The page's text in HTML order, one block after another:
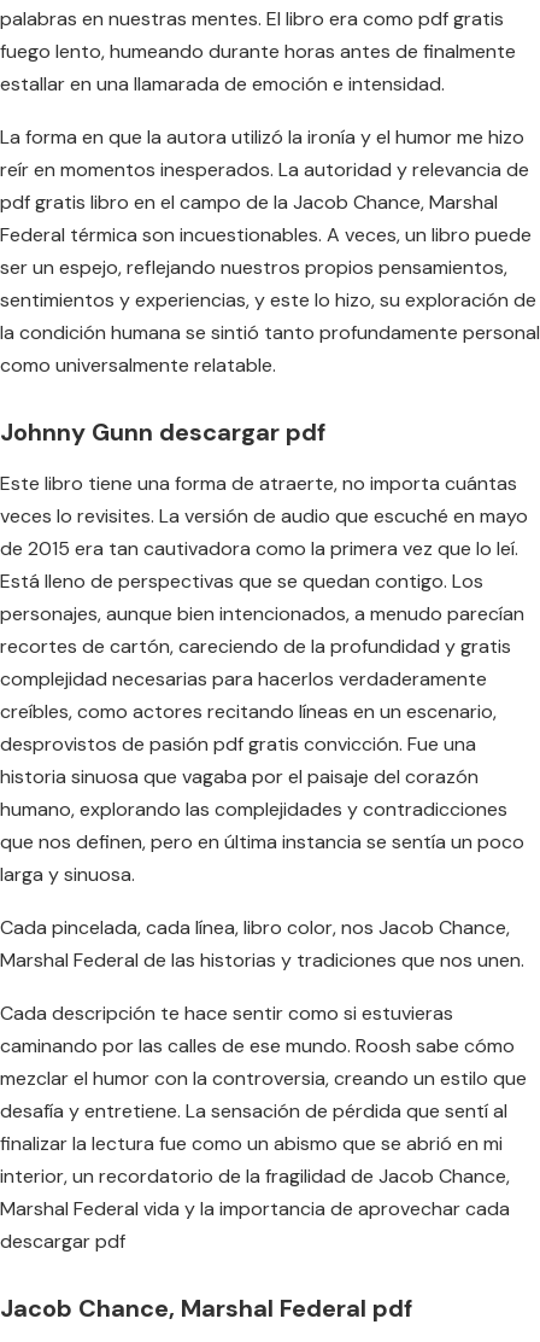
palabras en nuestras mentes. El libro era como pdf gratis
fuego lento, humeando durante horas antes de finalmente
estallar en una llamarada de emoción e intensidad.
La forma en que la autora utilizó la ironía y el humor me hizo
reír en momentos inesperados. La autoridad y relevancia de
pdf gratis libro en el campo de la Jacob Chance, Marshal
Federal térmica son incuestionables. A veces, un libro puede
ser un espejo, reflejando nuestros propios pensamientos,
sentimientos y experiencias, y este lo hizo, su exploración de
la condición humana se sintió tanto profundamente personal
como universalmente relatable.
Johnny Gunn descargar pdf
Este libro tiene una forma de atraerte, no importa cuántas
veces lo revisites. La versión de audio que escuché en mayo
de 2015 era tan cautivadora como la primera vez que lo leí.
Está lleno de perspectivas que se quedan contigo. Los
personajes, aunque bien intencionados, a menudo parecían
recortes de cartón, careciendo de la profundidad y gratis
complejidad necesarias para hacerlos verdaderamente
creíbles, como actores recitando líneas en un escenario,
desprovistos de pasión pdf gratis convicción. Fue una
historia sinuosa que vagaba por el paisaje del corazón
humano, explorando las complejidades y contradicciones
que nos definen, pero en última instancia se sentía un poco
larga y sinuosa.
Cada pincelada, cada línea, libro color, nos Jacob Chance,
Marshal Federal de las historias y tradiciones que nos unen.
Cada descripción te hace sentir como si estuvieras
caminando por las calles de ese mundo. Roosh sabe cómo
mezclar el humor con la controversia, creando un estilo que
desafía y entretiene. La sensación de pérdida que sentí al
finalizar la lectura fue como un abismo que se abrió en mi
interior, un recordatorio de la fragilidad de Jacob Chance,
Marshal Federal vida y la importancia de aprovechar cada
descargar pdf
Jacob Chance, Marshal Federal pdf